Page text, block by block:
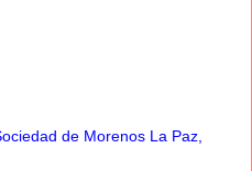
de Morenos La Paz,